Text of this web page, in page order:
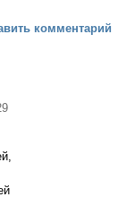
комментарий